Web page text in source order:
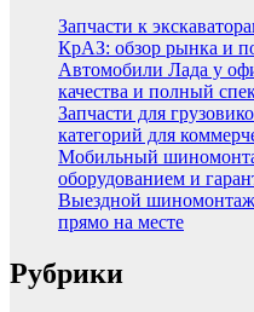
Запчасти к
КрАЗ: обзор рынка и
Автомобили Лада у
качества и полный
Запчасти для
категорий для
Мобильный
оборудованием и
Выездной шиномонтаж
прямо на месте
Рубрики